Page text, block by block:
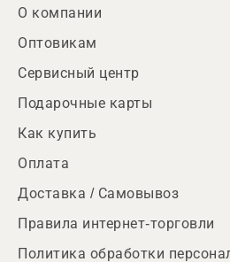
О компании
Оптовикам
Сервисный центр
Подарочные карты
Как купить
Оплата
Доставка / Самовывоз
Правила интернет-торговли
Политика обработки